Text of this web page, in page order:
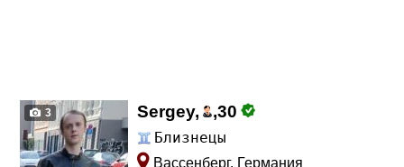
3 Sergey, ,30
Близнецы
Вассенберг, Германия